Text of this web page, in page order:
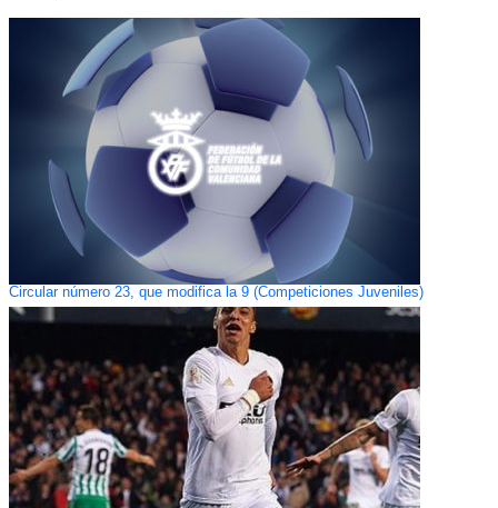
Circular número 23, que modifica la 9 (Competiciones Juveniles)